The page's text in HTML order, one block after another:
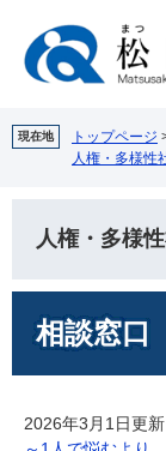
へ
現在地 トップページ
人権・多様性
人権・多様
相談窓口
2026年3月1日更新